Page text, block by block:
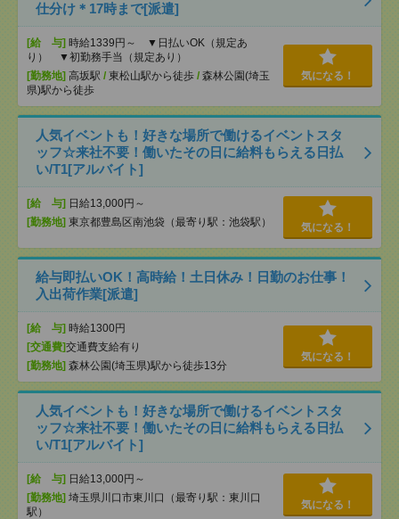
仕分け＊17時まで[派遣]
[給 与] 時給1339円～ ▼日払いOK（規定あ
り） ▼初勤務手当（規定あり）
[勤務地] 高坂駅 / 東松山駅から徒歩 / 森林公園(埼玉
県)駅から徒歩
気になる！
人気イベントも！好きな場所で働けるイベントスタ
ッフ☆来社不要！働いたその日に給料もらえる日払
い/T1[アルバイト]
[給 与] 日給13,000円～
[勤務地] 東京都豊島区南池袋（最寄り駅：池袋駅） 気になる！
給与即払いOK！高時給！土日休み！日勤のお仕事！
入出荷作業[派遣]
[給 与] 時給1300円
[交通費]交通費支給有り
[勤務地] 森林公園(埼玉県)駅から徒歩13分
気になる！
人気イベントも！好きな場所で働けるイベントスタ
ッフ☆来社不要！働いたその日に給料もらえる日払
い/T1[アルバイト]
[給 与] 日給13,000円～
[勤務地] 埼玉県川口市東川口（最寄り駅：東川口
駅）
気になる！